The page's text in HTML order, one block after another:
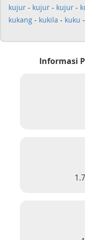
kujur - kujur - kujur -
kukang - kukila - kuku -
Informasi